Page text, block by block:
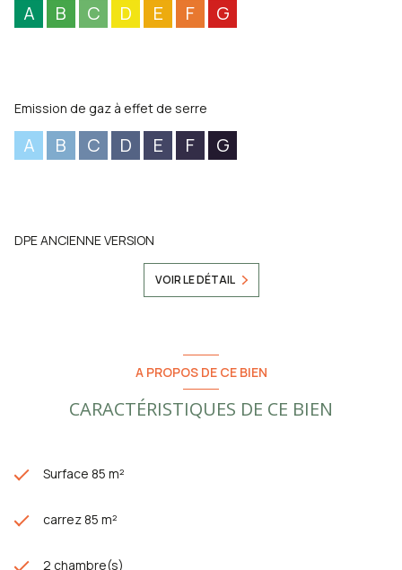
A B C D E F G
Emission de gaz à effet de serre
A B C D E F G
DPE ANCIENNE VERSION
VOIR LE DÉTAIL
A PROPOS DE CE BIEN
CARACTÉRISTIQUES DE CE BIEN
Surface 85 m²
carrez 85 m²
2 chambre(s)